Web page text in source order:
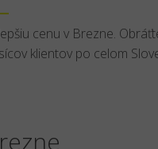
cenu v Brezne.
klientov po celom